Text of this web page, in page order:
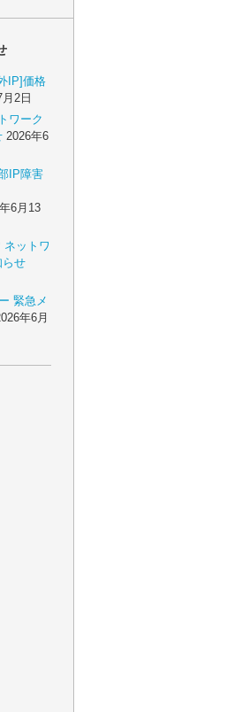
IP]価格
2日
ワーク
2026年6
IP障害
6月13
ネットワ
らせ
緊急メ
年6月